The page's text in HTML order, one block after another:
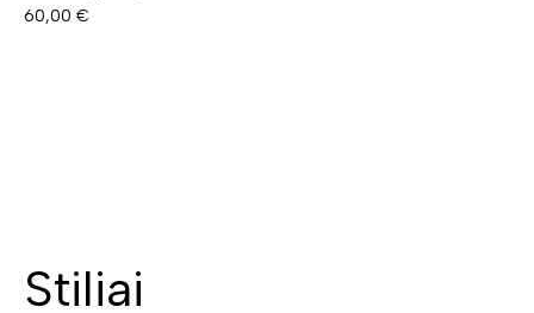
60,00 €
Stiliai